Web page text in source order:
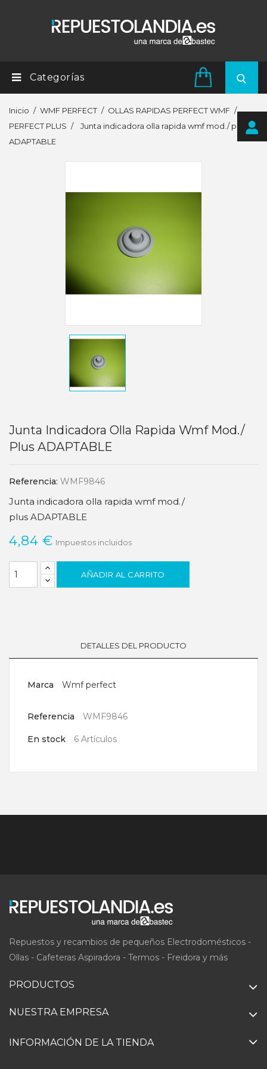
Categorías
Inicio WMF PERFECT
OLLAS RAPIDAS PERFECT WMF
PERFECT PLUS
Junta indicadora olla rapida wmf mod./ plus
ADAPTABLE
Junta Indicadora Olla Rapida Wmf Mod./
Plus ADAPTABLE
Referencia: WMF9846
Junta indicadora olla rapida wmf mod./
plus ADAPTABLE
4,84 € Impuestos incluidos
AÑADIR AL CARRITO
DETALLES DEL PRODUCTO
Marca Wmf perfect
Referencia WMF9846
En stock 6 Artículos
Repuestos y recambios de pequeños Electrodomésticos -
Ollas - Cafeteras Aspiradora - Termos - Freidora y más
PRODUCTOS
NUESTRA EMPRESA
INFORMACIÓN DE LA TIENDA